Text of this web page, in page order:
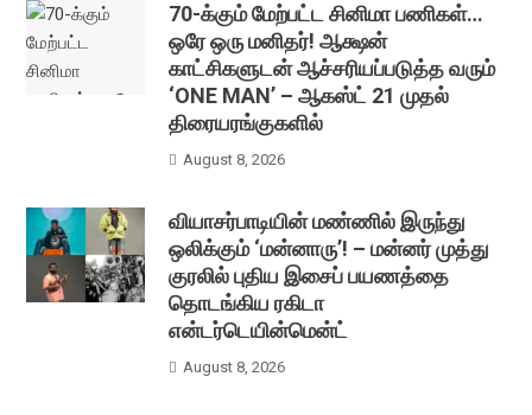
70-க்கும் மேற்பட்ட சினிமா பணிகள்…
ஒரே ஒரு மனிதர்! ஆக்ஷன்
காட்சிகளுடன் ஆச்சரியப்படுத்த வரும்
‘ONE MAN’ – ஆகஸ்ட் 21 முதல்
திரையரங்குகளில்
August 8, 2026
வியாசர்பாடியின் மண்ணில் இருந்து
ஒலிக்கும் ‘மன்னாரு’! – மன்னர் முத்து
குரலில் புதிய இசைப் பயணத்தை
தொடங்கிய ரகிடா
என்டர்டெயின்மென்ட்
August 8, 2026